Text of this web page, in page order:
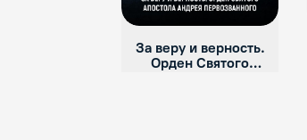
За веру и верность.
Орден Святого